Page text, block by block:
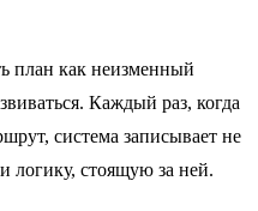
план как неизменный
Каждый раз, когда
система записывает не
логику, стоящую за ней.